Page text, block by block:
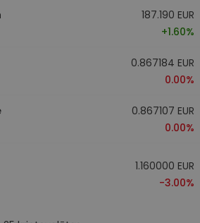
187.190 EUR
+1.60%
0.867184 EUR
0.00%
0.867107 EUR
0.00%
1.160000 EUR
-3.00%